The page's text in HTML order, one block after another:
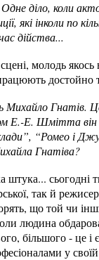
Одне діло, коли
які інколи по
дійства...
молодь якось
Михайло
Е.-Е. Шмітта
“Ромео і
Гнатіва?
сьогодні
так й
що той чи
людина
більшого - це
у своїй